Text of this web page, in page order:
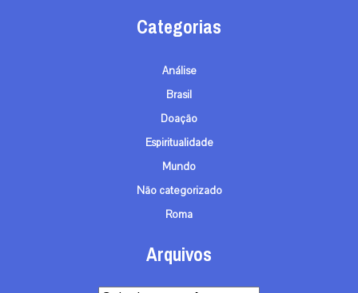
Categorias
Análise
Brasil
Doação
Espiritualidade
Mundo
Não categorizado
Roma
Arquivos